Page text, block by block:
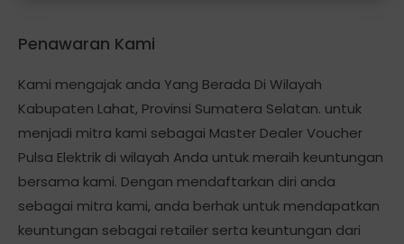
Penawaran Kami
Kami mengajak anda Yang Berada Di Wilayah
Kabupaten Lahat, Provinsi Sumatera Selatan. untuk
menjadi mitra kami sebagai Master Dealer Voucher
Pulsa Elektrik di wilayah Anda untuk meraih keuntungan
bersama kami. Dengan mendaftarkan diri anda
sebagai mitra kami, anda berhak untuk mendapatkan
keuntungan sebagai retailer serta keuntungan dari